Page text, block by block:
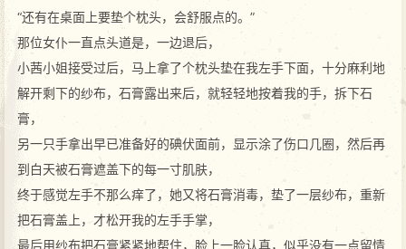
“还有在桌面上要垫个枕头，会舒服点的。”
那位女仆一直点头道是，一边退后，
小茜小姐接受过后，马上拿了个枕头垫在我左手下面，十分麻利地
解开剩下的纱布，石膏露出来后，就轻轻地按着我的手，拆下石
膏，
另一只手拿出早已准备好的碘伏面前，显示涂了伤口几圈，然后再
到白天被石膏遮盖下的每一寸肌肤，
终于感觉左手不那么痒了，她又将石膏消毒，垫了一层纱布，重新
把石膏盖上，才松开我的左手手掌，
最后用纱布把石膏紧紧地帮住，脸上一脸认真，似乎没有一点留情